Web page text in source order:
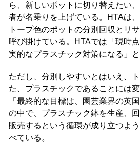
ら、新しいポットに切り替えたい
者が名乗りを上げている。HTAは
トープ色のポットの分別回収とリ
呼び掛けている。HTAでは「現時
実的なプラスチック対策になる」と
ただし、分別しやすいとはいえ、
た、プラスチックであることには
「最終的な目標は、園芸業界の英
の中で、プラスチック鉢を生産、
販売するという循環が成り立つよ
べている。